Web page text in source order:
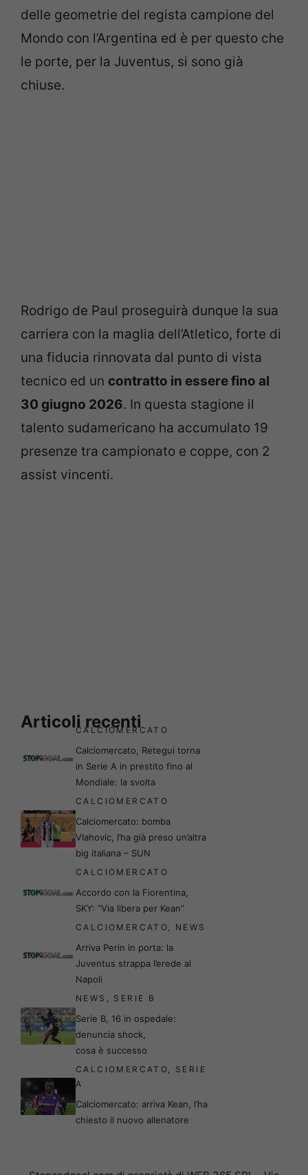
delle geometrie del regista campione del
Mondo con l’Argentina ed è per questo che
le porte, per la Juventus, si sono già
chiuse.
Rodrigo de Paul proseguirà dunque la sua
carriera con la maglia dell’Atletico, forte di
una fiducia rinnovata dal punto di vista
tecnico ed un contratto in essere fino al
30 giugno 2026. In questa stagione il
talento sudamericano ha accumulato 19
presenze tra campionato e coppe, con 2
assist vincenti.
Articoli recenti
CALCIOMERCATO
Calciomercato, Retegui torna
in Serie A in prestito fino al
Mondiale: la svolta
CALCIOMERCATO
Calciomercato: bomba
Vlahovic, l’ha già preso un’altra
big italiana – SUN
CALCIOMERCATO
Accordo con la Fiorentina,
SKY: “Via libera per Kean”
CALCIOMERCATO NEWS
Arriva Perin in porta: la
Juventus strappa l’erede al
Napoli
NEWS SERIE B
Serie B, 16 in ospedale:
denuncia shock,
cosa è successo
CALCIOMERCATO
SERIE
A
Calciomercato: arriva Kean, l’ha
chiesto il nuovo allenatore